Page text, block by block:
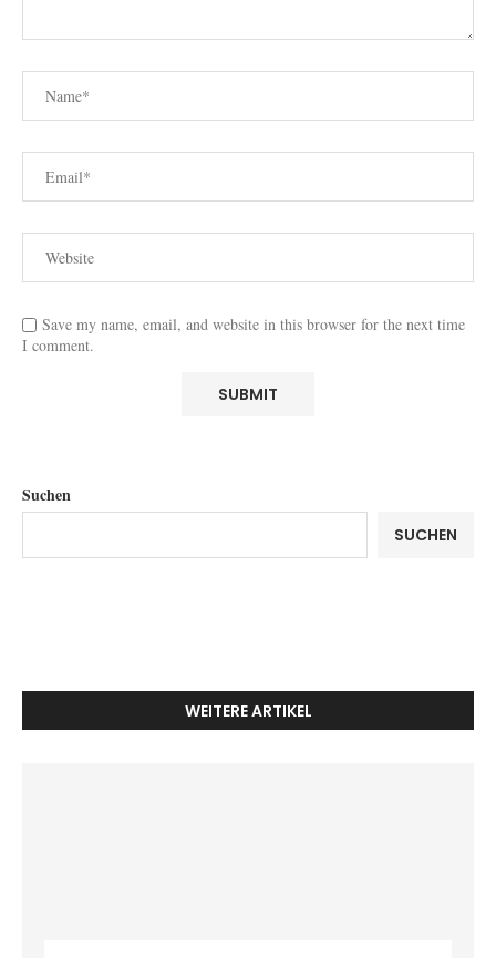
Save my name, email, and website in this browser for the next time
I comment.
Suchen
SUCHEN
WEITERE ARTIKEL